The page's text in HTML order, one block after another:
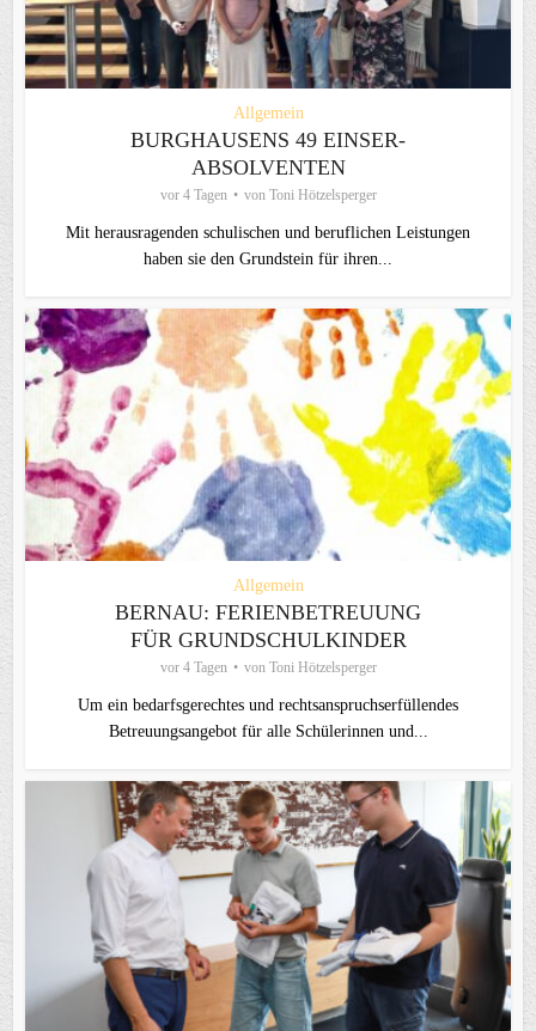
Allgemein
BURGHAUSENS 49 EINSER-
ABSOLVENTEN
vor 4 Tagen von Toni Hötzelsperger
Mit herausragenden schulischen und beruflichen Leistungen
haben sie den Grundstein für ihren...
Allgemein
BERNAU: FERIENBETREUUNG
FÜR GRUNDSCHULKINDER
vor 4 Tagen von Toni Hötzelsperger
Um ein bedarfsgerechtes und rechtsanspruchserfüllendes
Betreuungsangebot für alle Schülerinnen und...